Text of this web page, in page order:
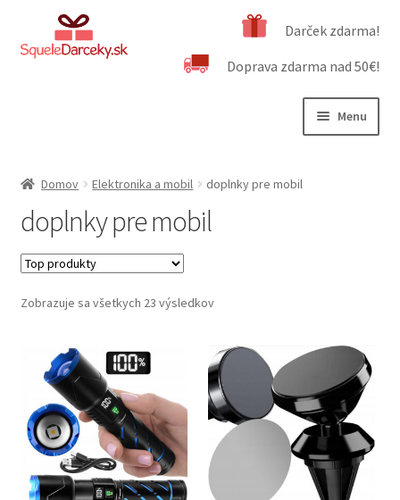
Preskočiť
na
Preskočiť
na
Darček zdarma!
Doprava zdarma nad 50€!
Menu
Bižutéria a doplnky
Domácnosť a šport
Autodoplnky
Elektronika a mobil
menu
doplnky pre mobil
počítačové doplnky
elektronické doplnky
Domov Elektronika a mobil doplnky pre mobil
doplnky pre mobil
Zobrazuje sa všetkych 23 výsledkov